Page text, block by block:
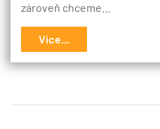
zároveň chceme…
Více...